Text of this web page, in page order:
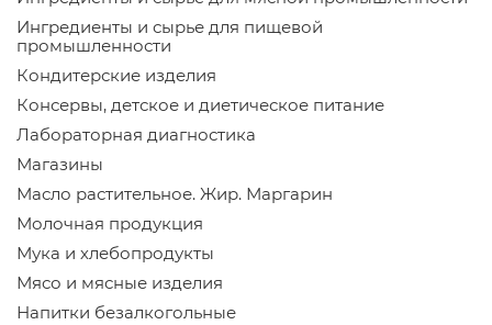
Ингредиенты и сырье для пищевой
промышленности
Кондитерские изделия
Консервы, детское и диетическое питание
Лабораторная диагностика
Магазины
Масло растительное. Жир. Маргарин
Молочная продукция
Мука и хлебопродукты
Мясо и мясные изделия
Напитки безалкогольные